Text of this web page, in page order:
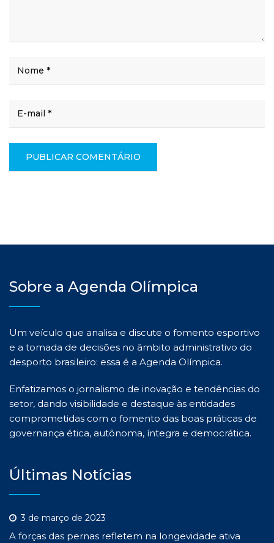
Sobre a Agenda Olímpica
Um veículo que analisa e discute o fomento esportivo
e a tomada de decisões no âmbito administrativo do
desporto brasileiro: essa é a Agenda Olímpica.
Enfatizamos o jornalismo de inovação e tendências do
setor, dando visibilidade e destaque às entidades
comprometidas com o fomento das boas práticas de
governança ética, autônoma, íntegra e democrática.
Últimas Notícias
3 de março de 2023
A forças das pernas refletem na longevidade ativa